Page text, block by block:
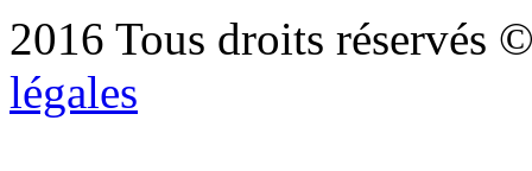
2016 Tous droits réservés
légales